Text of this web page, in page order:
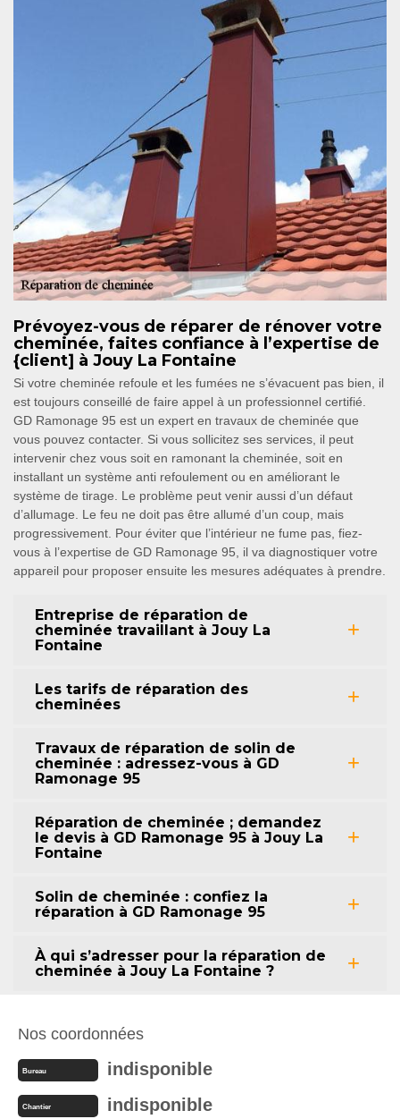
Prévoyez-vous de réparer de rénover votre
cheminée, faites confiance à l’expertise de
{client] à Jouy La Fontaine
Si votre cheminée refoule et les fumées ne s’évacuent pas bien, il
est toujours conseillé de faire appel à un professionnel certifié.
GD Ramonage 95 est un expert en travaux de cheminée que
vous pouvez contacter. Si vous sollicitez ses services, il peut
intervenir chez vous soit en ramonant la cheminée, soit en
installant un système anti refoulement ou en améliorant le
système de tirage. Le problème peut venir aussi d’un défaut
d’allumage. Le feu ne doit pas être allumé d’un coup, mais
progressivement. Pour éviter que l’intérieur ne fume pas, fiez-
vous à l’expertise de GD Ramonage 95, il va diagnostiquer votre
appareil pour proposer ensuite les mesures adéquates à prendre.
Entreprise de réparation de
cheminée travaillant à Jouy La
Fontaine
Les tarifs de réparation des
cheminées
Travaux de réparation de solin de
cheminée : adressez-vous à GD
Ramonage 95
Réparation de cheminée ; demandez
le devis à GD Ramonage 95 à Jouy La
Fontaine
Solin de cheminée : confiez la
réparation à GD Ramonage 95
À qui s’adresser pour la réparation de
cheminée à Jouy La Fontaine ?
Nos coordonnées
Bureau indisponible
Chantier indisponible